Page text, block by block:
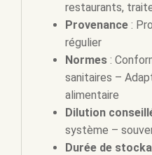
restaurants,
Provenance :
régulier
Normes :
sanitaires –
alimentaire
Dilution
système –
Durée de